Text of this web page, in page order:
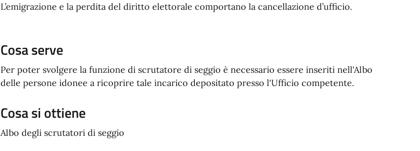
L’emigrazione e la perdita del diritto elettorale comportano la cancellazione d’ufficio.
Cosa serve
Per poter svolgere la funzione di scrutatore di seggio è necessario essere inseriti nell'Albo
delle persone idonee a ricoprire tale incarico depositato presso l'Ufficio competente.
Cosa si ottiene
Albo degli scrutatori di seggio